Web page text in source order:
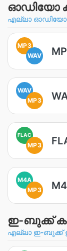
ഓഡിയോ
എല്ലാ
MP3
WAV
WAV
MP3
FLAC
MP3
M4A
MP3
ഇ-ബുക്ക്
എല്ലാ ഇ-ബുക്ക്